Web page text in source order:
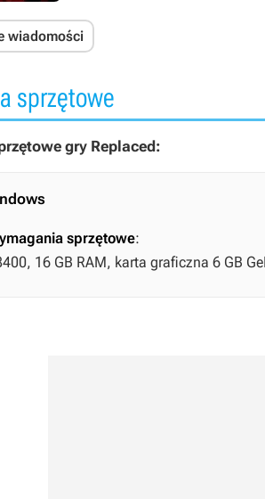
wiadomości
sprzętowe
gry Replaced:
sprzętowe:
16 GB RAM, karta graficzna 6 GB